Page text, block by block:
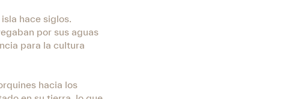
hace siglos.
por sus aguas
para la cultura
hacia los